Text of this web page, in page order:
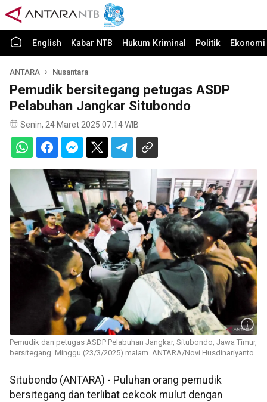
English Kabar NTB Hukum Kriminal Politik
ANTARA Nusantara
Pemudik bersitegang petugas ASDP
Pelabuhan Jangkar Situbondo
Senin, 24 Maret 2025 07:14 WIB
Pemudik dan petugas ASDP Pelabuhan Jangkar, Situbondo, Jawa Timur,
bersitegang. Minggu (23/3/2025) malam. ANTARA/Novi Husdinariyanto
Situbondo (ANTARA) - Puluhan orang pemudik
bersitegang dan terlibat cekcok mulut dengan